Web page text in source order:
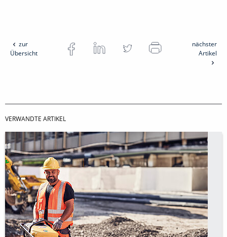
zur
Übersicht
nächster
Artikel
VERWANDTE ARTIKEL